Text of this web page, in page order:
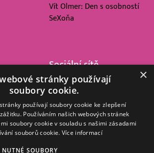
Vít Olmer: Den s osobností
SeXoňa
Studio,
322
Sociální sítě
×
stránky používají
soubory cookie.
používají soubory cookie ke zlepšení
Používáním našich webových stránek
soubory cookie v souladu s našimi zásadami
souborů cookie. Více informací
NUTNÉ SOUBORY